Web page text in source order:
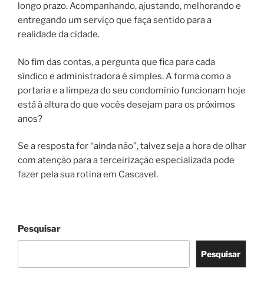
longo prazo. Acompanhando, ajustando, melhorando e
entregando um serviço que faça sentido para a
realidade da cidade.
No fim das contas, a pergunta que fica para cada
síndico e administradora é simples. A forma como a
portaria e a limpeza do seu condomínio funcionam hoje
está à altura do que vocês desejam para os próximos
anos?
Se a resposta for “ainda não”, talvez seja a hora de olhar
com atenção para a terceirização especializada pode
fazer pela sua rotina em Cascavel.
Pesquisar
Pesquisar